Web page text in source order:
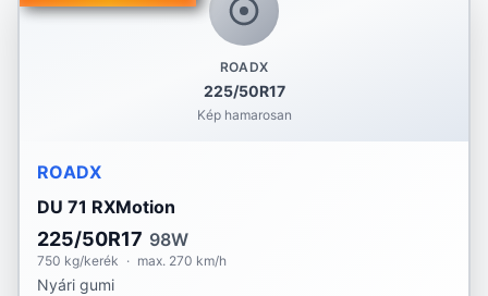
ROADX
225/50R17
Kép hamarosan
ROADX
DU 71 RXMotion
225/50R17 98W
750 kg/kerék · max. 270 km/h
Nyári gumi